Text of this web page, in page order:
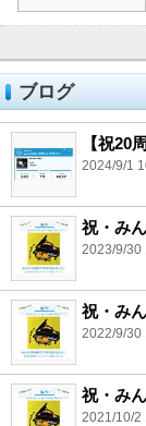
ブログ
【祝20
2024/9/1
祝・み
2023/9/30
祝・み
2022/9/30
祝・み
2021/10/2